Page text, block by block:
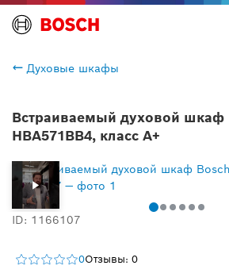
Духовые шкафы
Встраиваемый духовой шкаф
HBA571BB4, класс A+
ID: 1166107
0Отзывы: 0